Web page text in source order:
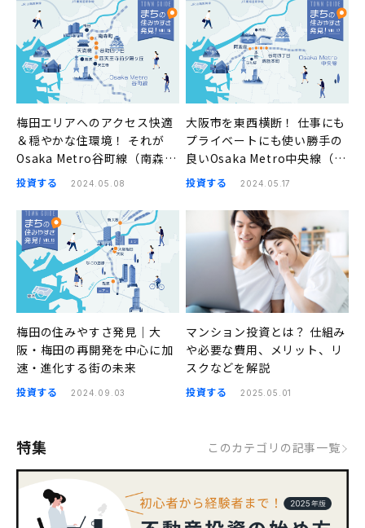
梅田エリアへのアクセス快適
＆穏やかな住環境！ それが
Osaka Metro谷町線（南森
町、天満橋、谷町四丁目、四
まちの住みやすさ発見
投資する 2024.05.08
大阪市を東西横断！ 仕事にも
プライベートにも使い勝手の
良いOsaka Metro中央線（阿
波座、本町、堺筋本町、谷町
発見
投資する 2024.05.17
梅田の住みやすさ発見｜大
阪・梅田の再開発を中心に加
速・進化する街の未来
投資する 2024.09.03
マンション投資とは？ 仕組み
や必要な費用、メリット、リ
スクなどを解説
投資する 2025.05.01
特集 このカテゴリの記事一覧